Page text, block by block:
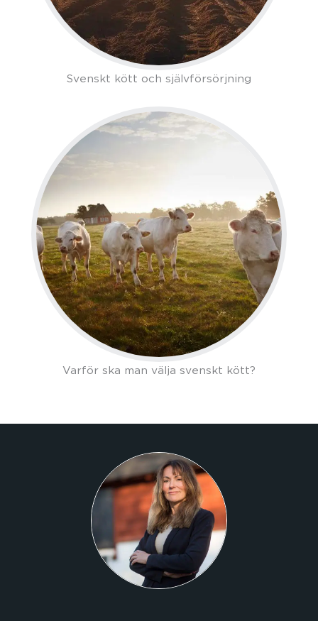
Svenskt kött och självförsörjning
Varför ska man välja svenskt kött?